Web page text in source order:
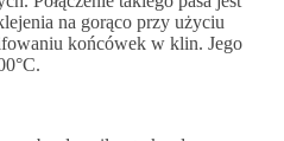
na gorąco przy użyciu
końcówek w klin. Jego